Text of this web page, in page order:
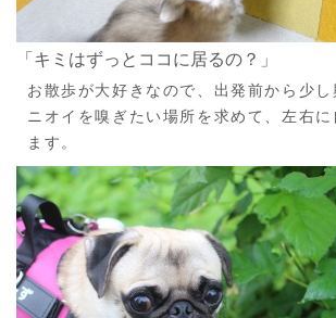
「キミはずっとココに居るの？」
お散歩が大好きなので、出発前から少し
ニオイを嗅ぎたい場所を求めて、左右に
ます。